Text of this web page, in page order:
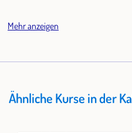
Mehr anzeigen
Ähnliche Kurse in der